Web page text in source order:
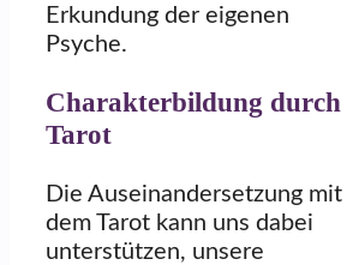
Erkundung der eigenen
Psyche.
Charakterbildung durch
Tarot
Die Auseinandersetzung mit
dem Tarot kann uns dabei
unterstützen, unsere